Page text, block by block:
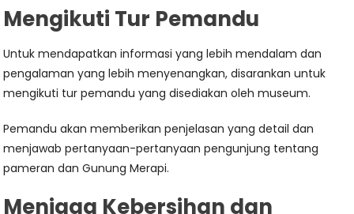
Mengikuti Tur Pemandu
Untuk mendapatkan informasi yang lebih mendalam dan
pengalaman yang lebih menyenangkan, disarankan untuk
mengikuti tur pemandu yang disediakan oleh museum.
Pemandu akan memberikan penjelasan yang detail dan
menjawab pertanyaan-pertanyaan pengunjung tentang
pameran dan Gunung Merapi.
Menjaga Kebersihan dan